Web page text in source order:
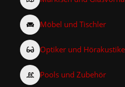
Möbel und Tischler
Optiker und
Pools und Zubehör